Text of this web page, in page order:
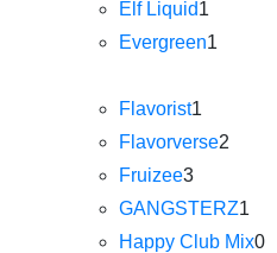
Elf Liquid1
Evergreen1
Flavorist1
Flavorverse2
Fruizee3
GANGSTERZ1
Happy Club Mix0